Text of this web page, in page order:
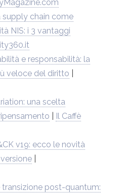
supply chain come
NIS: i 3 vantaggi
e responsabilità: la
veloce del diritto
una scelta
Il Caffè
v19: ecco le novità
transizione post-quantum: